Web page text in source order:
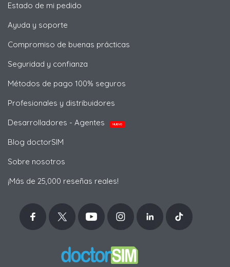
Estado de mi pedido
Ayuda y soporte
Compromiso de buenas prácticas
Seguridad y confianza
Métodos de pago 100% seguros
Profesionales y distribuidores
Desarrolladores - Agentes
NUEVO
Blog doctorSIM
Sobre nosotros
¡Más de 25,000 reseñas reales!